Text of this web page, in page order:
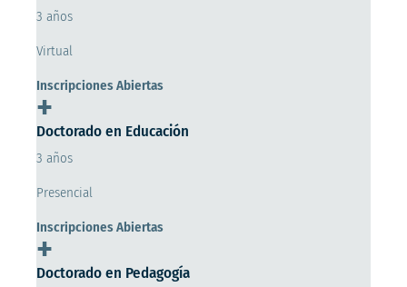
3 años
Virtual
Inscripciones Abiertas
+
Doctorado en Educación
3 años
Presencial
Inscripciones Abiertas
+
Doctorado en Pedagogía